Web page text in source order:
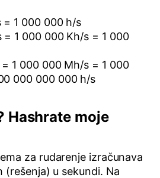
= 1 000 000 h/s
= 1 000 000 Kh/s = 1 000
1 000 000 Mh/s = 1 000
000 000 000 h/s
Hashrate moje
za rudarenje izračunava
(rešenja) u sekundi. Na